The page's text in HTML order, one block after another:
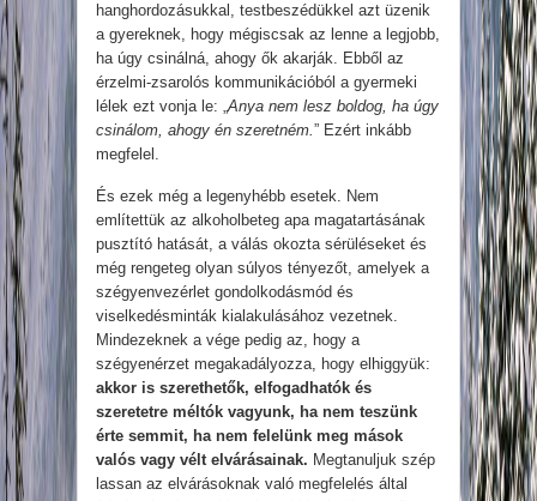
hanghordozásukkal, testbeszédükkel azt üzenik
a gyereknek, hogy mégiscsak az lenne a legjobb,
ha úgy csinálná, ahogy ők akarják. Ebből az
érzelmi-zsarolós kommunikációból a gyermeki
lélek ezt vonja le: „Anya nem lesz boldog, ha úgy
csinálom, ahogy én szeretném.” Ezért inkább
megfelel.
És ezek még a legenyhébb esetek. Nem
említettük az alkoholbeteg apa magatartásának
pusztító hatását, a válás okozta sérüléseket és
még rengeteg olyan súlyos tényezőt, amelyek a
szégyenvezérlet gondolkodásmód és
viselkedésminták kialakulásához vezetnek.
Mindezeknek a vége pedig az, hogy a
szégyenérzet megakadályozza, hogy elhiggyük:
akkor is szerethetők, elfogadhatók és
szeretetre méltók vagyunk, ha nem teszünk
érte semmit, ha nem felelünk meg mások
valós vagy vélt elvárásainak. Megtanuljuk szép
lassan az elvárásoknak való megfelelés által